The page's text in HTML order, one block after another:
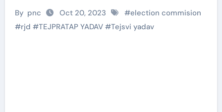
By pnc Oct 20, 2023 #election commision
#rjd #TEJPRATAP YADAV#Tejsvi yadav